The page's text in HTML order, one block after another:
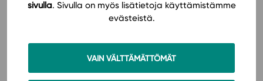
sivulla. Sivulla on myös lisätietoja käyttämistämme
evästeistä.
VAIN VÄLTTÄMÄTTÖMÄT